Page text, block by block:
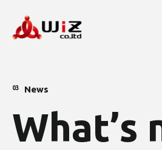
03 News
What’s